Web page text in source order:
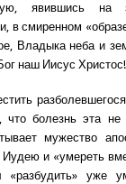
явившись на
в смиренном
Владыка неба и
наш Иисус Христос!
что болезнь эта
мужество
Иудею и «умереть
«разбудить» уже